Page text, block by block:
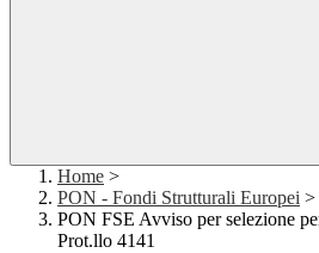
Home >
PON - Fondi Strutturali Europei >
PON FSE Avviso per selezione
Prot.llo 4141